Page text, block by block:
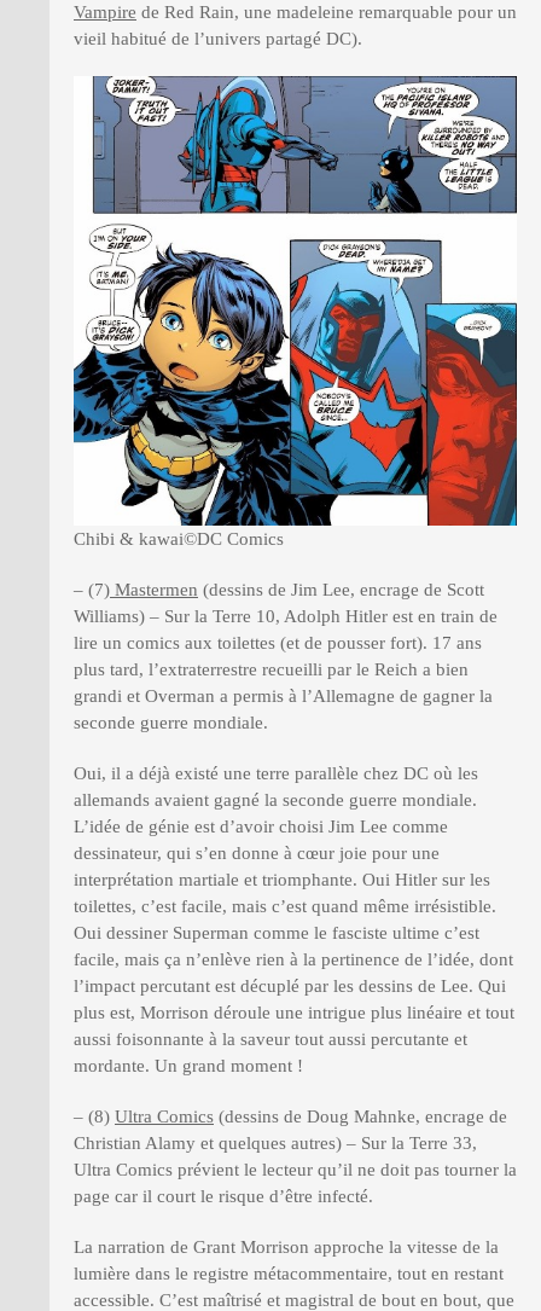
Vampire de Red Rain, une madeleine remarquable pour un
vieil habitué de l’univers partagé DC).
Chibi & kawai©DC Comics
– (7) Mastermen (dessins de Jim Lee, encrage de Scott
Williams) – Sur la Terre 10, Adolph Hitler est en train de
lire un comics aux toilettes (et de pousser fort). 17 ans
plus tard, l’extraterrestre recueilli par le Reich a bien
grandi et Overman a permis à l’Allemagne de gagner la
seconde guerre mondiale.
Oui, il a déjà existé une terre parallèle chez DC où les
allemands avaient gagné la seconde guerre mondiale.
L’idée de génie est d’avoir choisi Jim Lee comme
dessinateur, qui s’en donne à cœur joie pour une
interprétation martiale et triomphante. Oui Hitler sur les
toilettes, c’est facile, mais c’est quand même irrésistible.
Oui dessiner Superman comme le fasciste ultime c’est
facile, mais ça n’enlève rien à la pertinence de l’idée, dont
l’impact percutant est décuplé par les dessins de Lee. Qui
plus est, Morrison déroule une intrigue plus linéaire et tout
aussi foisonnante à la saveur tout aussi percutante et
mordante. Un grand moment !
– (8) Ultra Comics (dessins de Doug Mahnke, encrage de
Christian Alamy et quelques autres) – Sur la Terre 33,
Ultra Comics prévient le lecteur qu’il ne doit pas tourner la
page car il court le risque d’être infecté.
La narration de Grant Morrison approche la vitesse de la
lumière dans le registre métacommentaire, tout en restant
accessible. C’est maîtrisé et magistral de bout en bout, que